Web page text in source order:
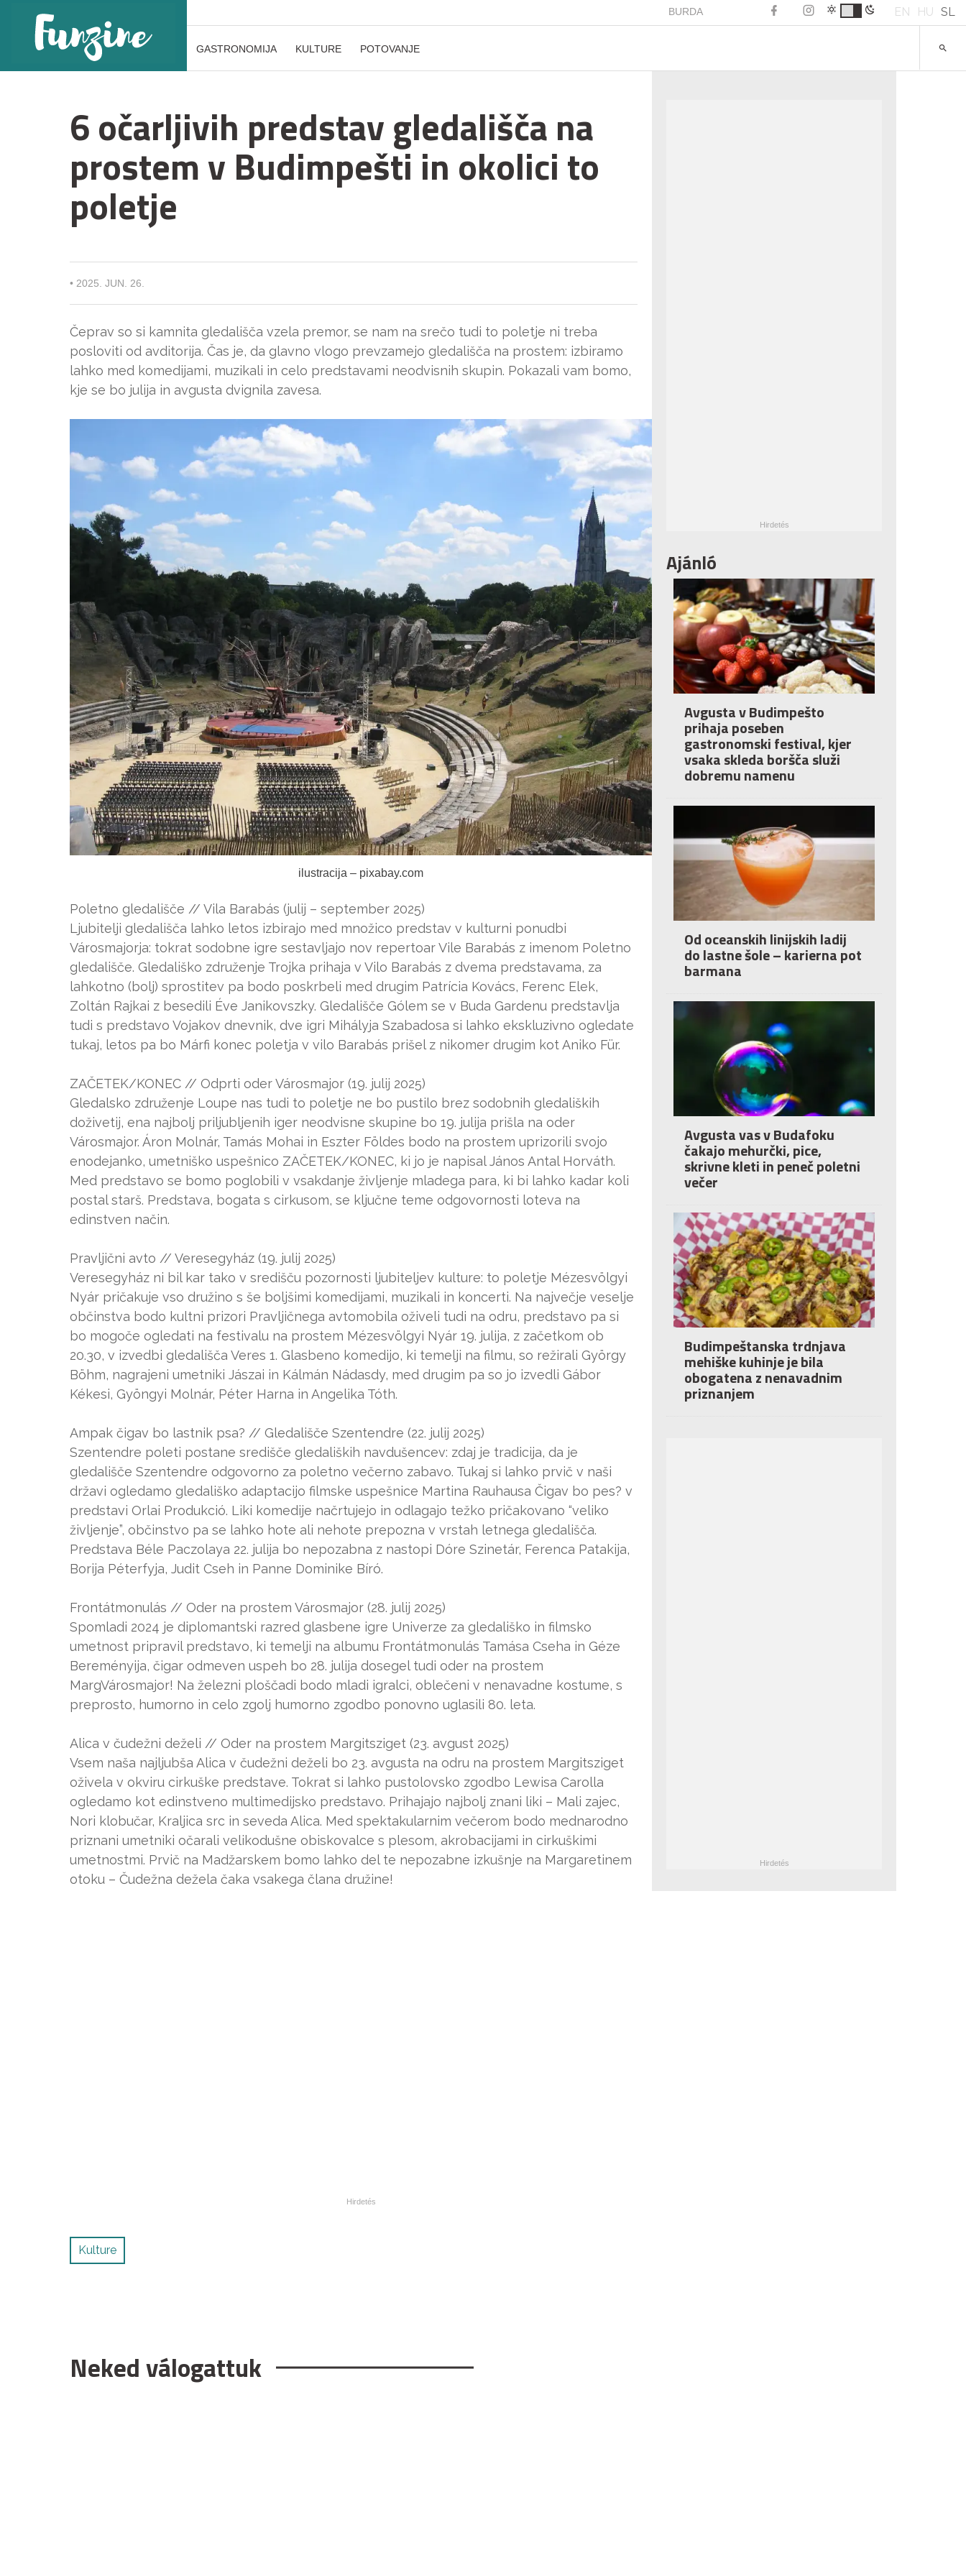
BURDA EN HU SL
GASTRONOMIJA KULTURE POTOVANJE
6 očarljivih predstav gledališča na
prostem v Budimpešti in okolici to
poletje
• 2025. JUN. 26.
Čeprav so si kamnita gledališča vzela premor, se nam na srečo tudi to poletje ni treba
posloviti od avditorija. Čas je, da glavno vlogo prevzamejo gledališča na prostem: izbiramo
lahko med komedijami, muzikali in celo predstavami neodvisnih skupin. Pokazali vam bomo,
kje se bo julija in avgusta dvignila zavesa.
ilustracija – pixabay.com
Poletno gledališče // Vila Barabás (julij – september 2025)
Ljubitelji gledališča lahko letos izbirajo med množico predstav v kulturni ponudbi
Városmajorja: tokrat sodobne igre sestavljajo nov repertoar Vile Barabás z imenom Poletno
gledališče. Gledališko združenje Trojka prihaja v Vilo Barabás z dvema predstavama, za
lahkotno (bolj) sprostitev pa bodo poskrbeli med drugim Patrícia Kovács, Ferenc Elek,
Zoltán Rajkai z besedili Éve Janikovszky. Gledališče Gólem se v Buda Gardenu predstavlja
tudi s predstavo Vojakov dnevnik, dve igri Mihályja Szabadosa si lahko ekskluzivno ogledate
tukaj, letos pa bo Márfi konec poletja v vilo Barabás prišel z nikomer drugim kot Aniko Für.
ZAČETEK/KONEC // Odprti oder Városmajor (19. julij 2025)
Gledalsko združenje Loupe nas tudi to poletje ne bo pustilo brez sodobnih gledaliških
doživetij, ena najbolj priljubljenih iger neodvisne skupine bo 19. julija prišla na oder
Városmajor. Áron Molnár, Tamás Mohai in Eszter Földes bodo na prostem uprizorili svojo
enodejanko, umetniško uspešnico ZAČETEK/KONEC, ki jo je napisal János Antal Horváth.
Med predstavo se bomo poglobili v vsakdanje življenje mladega para, ki bi lahko kadar koli
postal starš. Predstava, bogata s cirkusom, se ključne teme odgovornosti loteva na
edinstven način.
Pravljični avto // Veresegyház (19. julij 2025)
Veresegyház ni bil kar tako v središču pozornosti ljubiteljev kulture: to poletje Mézesvölgyi
Nyár pričakuje vso družino s še boljšimi komedijami, muzikali in koncerti. Na največje veselje
občinstva bodo kultni prizori Pravljičnega avtomobila oživeli tudi na odru, predstavo pa si
bo mogoče ogledati na festivalu na prostem Mézesvölgyi Nyár 19. julija, z začetkom ob
20.30, v izvedbi gledališča Veres 1. Glasbeno komedijo, ki temelji na filmu, so režirali György
Böhm, nagrajeni umetniki Jászai in Kálmán Nádasdy, med drugim pa so jo izvedli Gábor
Kékesi, Gyöngyi Molnár, Péter Harna in Angelika Tóth.
Ampak čigav bo lastnik psa? // Gledališče Szentendre (22. julij 2025)
Szentendre poleti postane središče gledaliških navdušencev: zdaj je tradicija, da je
gledališče Szentendre odgovorno za poletno večerno zabavo. Tukaj si lahko prvič v naši
državi ogledamo gledališko adaptacijo filmske uspešnice Martina Rauhausa Čigav bo pes? v
predstavi Orlai Produkció. Liki komedije načrtujejo in odlagajo težko pričakovano “veliko
življenje”, občinstvo pa se lahko hote ali nehote prepozna v vrstah letnega gledališča.
Predstava Béle Paczolaya 22. julija bo nepozabna z nastopi Dóre Szinetár, Ferenca Patakija,
Borija Péterfyja, Judit Cseh in Panne Dominike Bíró.
Frontátmonulás // Oder na prostem Városmajor (28. julij 2025)
Spomladi 2024 je diplomantski razred glasbene igre Univerze za gledališko in filmsko
umetnost pripravil predstavo, ki temelji na albumu Frontátmonulás Tamása Cseha in Géze
Bereményija, čigar odmeven uspeh bo 28. julija dosegel tudi oder na prostem
MargVárosmajor! Na železni ploščadi bodo mladi igralci, oblečeni v nenavadne kostume, s
preprosto, humorno in celo zgolj humorno zgodbo ponovno uglasili 80. leta.
Alica v čudežni deželi // Oder na prostem Margitsziget (23. avgust 2025)
Vsem naša najljubša Alica v čudežni deželi bo 23. avgusta na odru na prostem Margitsziget
oživela v okviru cirkuške predstave. Tokrat si lahko pustolovsko zgodbo Lewisa Carolla
ogledamo kot edinstveno multimedijsko predstavo. Prihajajo najbolj znani liki – Mali zajec,
Nori klobučar, Kraljica src in seveda Alica. Med spektakularnim večerom bodo mednarodno
priznani umetniki očarali velikodušne obiskovalce s plesom, akrobacijami in cirkuškimi
umetnostmi. Prvič na Madžarskem bomo lahko del te nepozabne izkušnje na Margaretinem
otoku – Čudežna dežela čaka vsakega člana družine!
Kulture
Neked válogattuk
Ajánló
Avgusta v Budimpešto
prihaja poseben
gastronomski festival, kjer
vsaka skleda boršča služi
dobremu namenu
Od oceanskih linijskih ladij
do lastne šole – karierna pot
barmana
Avgusta vas v Budafoku
čakajo mehurčki, pice,
skrivne kleti in peneč poletni
večer
Budimpeštanska trdnjava
mehiške kuhinje je bila
obogatena z nenavadnim
priznanjem